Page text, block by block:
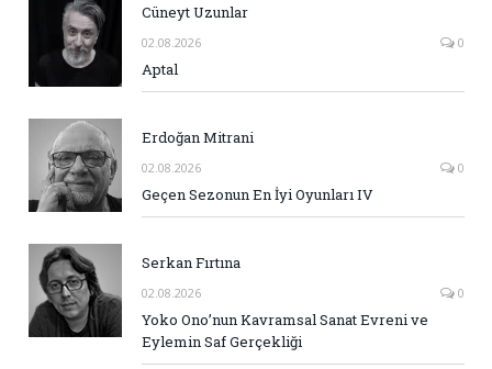
Cüneyt Uzunlar
02.08.2026 0
Aptal
Erdoğan Mitrani
02.08.2026 0
Geçen Sezonun En İyi Oyunları IV
Serkan Fırtına
02.08.2026 0
Yoko Ono’nun Kavramsal Sanat Evreni ve
Eylemin Saf Gerçekliği